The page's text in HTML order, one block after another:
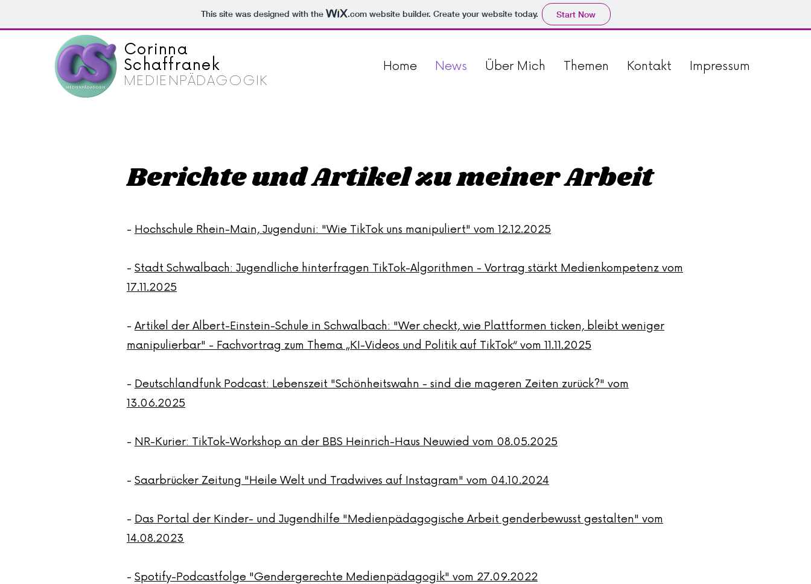
This site was designed with the .comwebsite builder. Create your website today. Start Now
Corinna
Schaffranek
MEDIENPÄDAGOGIK
Home News Über Mich Themen Kontakt Impressum
Berichte und Artikel zu meiner Arbeit
- Hochschule Rhein-Main, Jugenduni: "Wie TikTok uns manipuliert" vom 12.12.2025
- Stadt Schwalbach: Jugendliche hinterfragen TikTok-Algorithmen - Vortrag stärkt Medienkompetenz vom
17.11.2025
- Artikel der Albert-Einstein-Schule in Schwalbach: "Wer checkt, wie Plattformen ticken, bleibt weniger
manipulierbar" - Fachvortrag zum Thema „KI-Videos und Politik auf TikTok“ vom 11.11.2025
- Deutschlandfunk Podcast: Lebenszeit "Schönheitswahn - sind die mageren Zeiten zurück?" vom
13.06.2025
- NR-Kurier: TikTok-Workshop an der BBS Heinrich-Haus Neuwied vom 08.05.2025
- Saarbrücker Zeitung "Heile Welt und Tradwives auf Instagram" vom 04.10.2024
- Das Portal der Kinder- und Jugendhilfe "Medienpädagogische Arbeit genderbewusst gestalten" vom
14.08.2023
- Spotify-Podcastfolge "Gendergerechte Medienpädagogik" vom 27.09.2022